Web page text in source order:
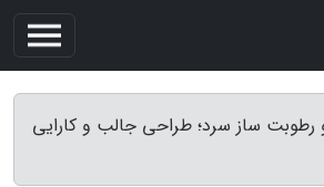
و رطوبت ساز سرد؛ طراحی جالب و کارایی